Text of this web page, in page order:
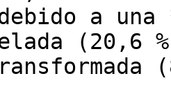
a una
(20,6